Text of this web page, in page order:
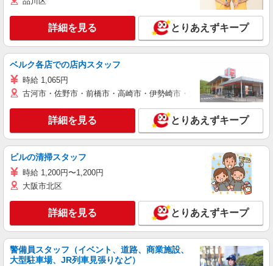
詳細を見る とりあえずキープ
ベルク各店での店内スタッフ
時給 1,065円
古河市・佐野市・前橋市・高崎市・伊勢崎市・太田市・館林市・藤
詳細を見る とりあえずキープ
ビルの清掃スタッフ
時給 1,200円〜1,200円
大阪市北区
詳細を見る とりあえずキープ
警備員スタッフ（イベント、道路、商業施設、
大型駐車場、JR列車見張りなど）